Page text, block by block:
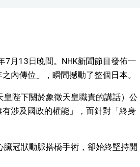
月13日晚間。NHK新聞節目發佈一
內傳位」，瞬間撼動了整個日本。
陛下關於象徵天皇職責的講話）公
涉及國政的權能」，而針對「終身
冠狀動脈搭橋手術，卻始終堅持開